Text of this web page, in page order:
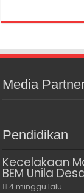
Media
Pendidikan
Kecelakaan
BEM Unila
4 minggu lalu